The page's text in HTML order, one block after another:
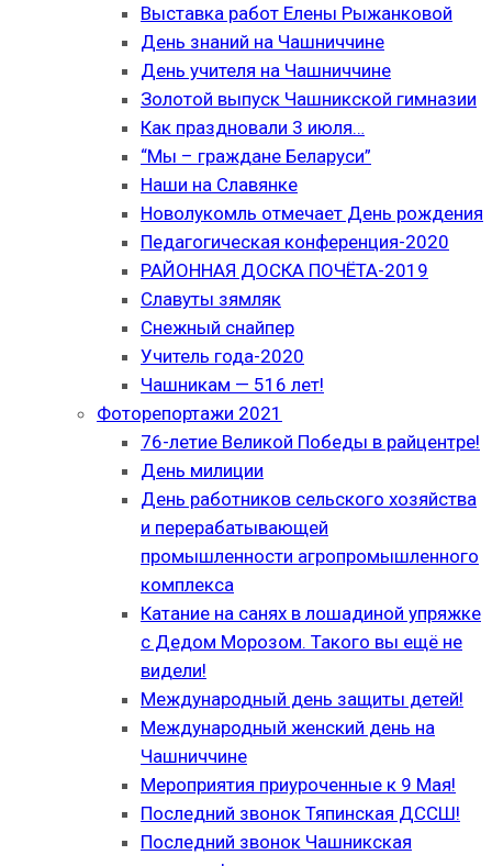
Выставка работ Елены Рыжанковой
День знаний на Чашниччине
День учителя на Чашниччине
Золотой выпуск Чашникской гимназии
Как праздновали 3 июля…
“Мы – граждане Беларуси”
Наши на Славянке
Новолукомль отмечает День рождения
Педагогическая конференция-2020
РАЙОННАЯ ДОСКА ПОЧЁТА-2019
Славуты зямляк
Снежный снайпер
Учитель года-2020
Чашникам — 516 лет!
Фоторепортажи 2021
76-летие Великой Победы в райцентре!
День милиции
День работников сельского хозяйства
и перерабатывающей
промышленности агропромышленного
комплекса
Катание на санях в лошадиной упряжке
с Дедом Морозом. Такого вы ещё не
видели!
Международный день защиты детей!
Международный женский день на
Чашниччине
Мероприятия приуроченные к 9 Мая!
Последний звонок Тяпинская ДССШ!
Последний звонок Чашникская